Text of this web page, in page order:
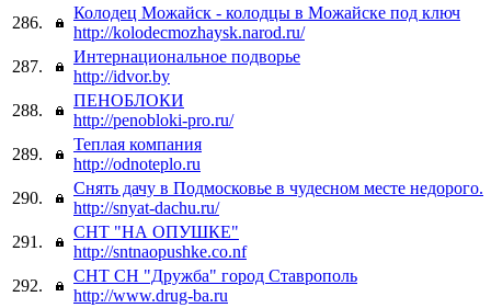
286.
Колодец Можайск - колодцы в Можайске под ключ
http://kolodecmozhaysk.narod.ru/
287.
Интернациональное подворье
http://idvor.by
288.
ПЕНОБЛОКИ
http://penobloki-pro.ru/
289.
Теплая компания
http://odnoteplo.ru
290.
Снять дачу в Подмосковье в чудесном месте недорого.
http://snyat-dachu.ru/
291.
СНТ "НА ОПУШКЕ"
http://sntnaopushke.co.nf
292.
СНТ СН "Дружба" город Ставрополь
http://www.drug-ba.ru